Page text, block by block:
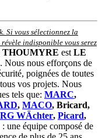
Si vous sélectionnez la
indisponible vous serez
THOUMYRE est LE
Nous nous efforçons de
poignées de toutes
vos projets. Nous
tels que: MARC,
, MACO, Bricard,
WÄchter, Picard,
une équipe composé de